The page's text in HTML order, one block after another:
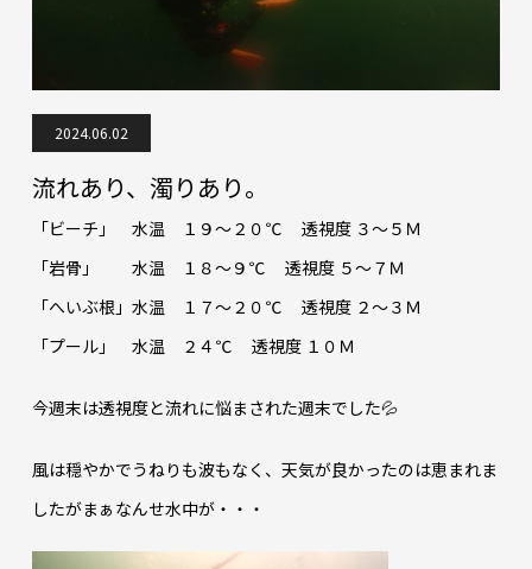
2024.06.02
流れあり、濁りあり。
「ビーチ」 水温 １９～２０℃ 透視度 ３～５Ｍ
「岩骨」 水温 １８～９℃ 透視度 ５～７Ｍ
「へいぶ根」水温 １７～２０℃ 透視度 ２～３Ｍ
「プール」 水温 ２４℃ 透視度 １０Ｍ
今週末は透視度と流れに悩まされた週末でした💦
風は穏やかでうねりも波もなく、天気が良かったのは恵まれま
したがまぁなんせ水中が・・・